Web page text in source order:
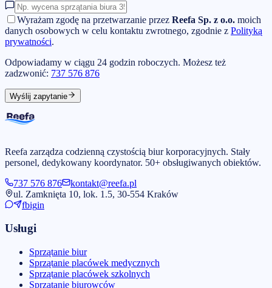
Wyrażam zgodę na przetwarzanie przez Reefa Sp. z o.o. moich
danych osobowych w celu kontaktu zwrotnego, zgodnie z Polityką
prywatności.
Odpowiadamy w ciągu 24 godzin roboczych. Możesz też
zadzwonić: 737 576 876
Wyślij zapytanie
Reefa zarządza codzienną czystością biur korporacyjnych. Stały
personel, dedykowany koordynator. 50+ obsługiwanych obiektów.
737 576 876
kontakt@reefa.pl
ul. Zamknięta 10, lok. 1.5, 30-554 Kraków
fbigin
Usługi
Sprzątanie biur
Sprzątanie placówek medycznych
Sprzątanie placówek szkolnych
Sprzątanie biurowców